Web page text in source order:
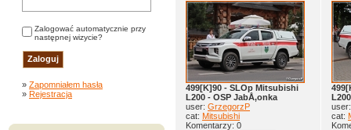
Zalogować automatycznie przy
następnej wizycie?
» Zapomniałem hasła
» Rejestracja
499[K]90 - SLOp Mitsubishi
L200 - OSP JabÅ‚onka
user: GrzegorzP
cat: Mitsubishi
Komentarzy: 0
cat: